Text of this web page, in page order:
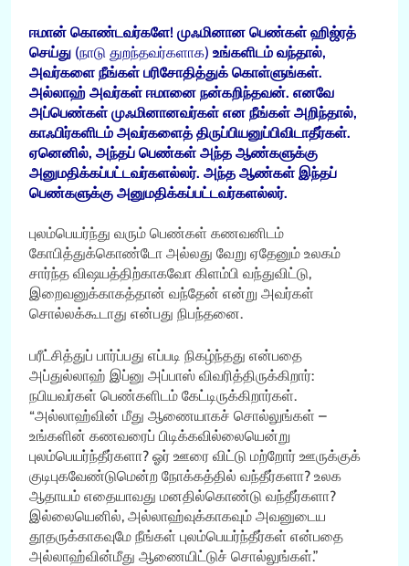
ஈமான் கொண்டவர்களே! முஃமினான பெண்கள் ஹிஜ்ரத்
செய்து (நாடு துறந்தவர்களாக) உங்களிடம் வந்தால்,
அவர்களை நீங்கள் பரிசோதித்துக் கொள்ளுங்கள்.
அல்லாஹ் அவர்கள் ஈமானை நன்கறிந்தவன். எனவே
அப்பெண்கள் முஃமினானவர்கள் என நீங்கள் அறிந்தால்,
காஃபிர்களிடம் அவர்களைத் திருப்பியனுப்பிவிடாதீர்கள்.
ஏனெனில், அந்தப் பெண்கள் அந்த ஆண்களுக்கு
அனுமதிக்கப்பட்டவர்களல்லர். அந்த ஆண்கள் இந்தப்
பெண்களுக்கு அனுமதிக்கப்பட்டவர்களல்லர்.
புலம்பெயர்ந்து வரும் பெண்கள் கணவனிடம்
கோபித்துக்கொண்டோ அல்லது வேறு ஏதேனும் உலகம்
சார்ந்த விஷயத்திற்காகவோ கிளம்பி வந்துவிட்டு,
இறைவனுக்காகத்தான் வந்தேன் என்று அவர்கள்
சொல்லக்கூடாது என்பது நிபந்தனை.
பரீட்சித்துப் பார்ப்பது எப்படி நிகழ்ந்தது என்பதை
அப்துல்லாஹ் இப்னு அப்பாஸ் விவரித்திருக்கிறார்:
நபியவர்கள் பெண்களிடம் கேட்டிருக்கிறார்கள்.
“அல்லாஹ்வின் மீது ஆணையாகச் சொல்லுங்கள் –
உங்களின் கணவரைப் பிடிக்கவில்லையென்று
புலம்பெயர்ந்தீர்களா? ஓர் ஊரை விட்டு மற்றோர் ஊருக்குக்
குடிபுகவேண்டுமென்ற நோக்கத்தில் வந்தீர்களா? உலக
ஆதாயம் எதையாவது மனதில்கொண்டு வந்தீர்களா?
இல்லையெனில், அல்லாஹ்வுக்காகவும் அவனுடைய
தூதருக்காகவுமே நீங்கள் புலம்பெயர்ந்தீர்கள் என்பதை
அல்லாஹ்வின்மீது ஆணையிட்டுச் சொல்லுங்கள்.”